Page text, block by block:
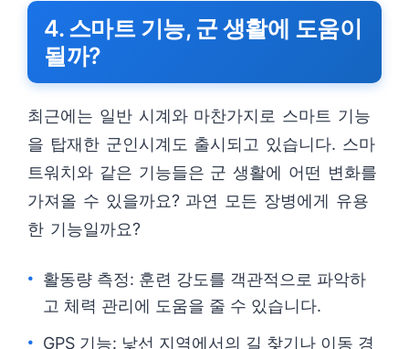
4. 스마트 기능, 군 생활에 도움이
될까?
최근에는 일반 시계와 마찬가지로 스마트 기능
을 탑재한 군인시계도 출시되고 있습니다. 스마
트워치와 같은 기능들은 군 생활에 어떤 변화를
가져올 수 있을까요? 과연 모든 장병에게 유용
한 기능일까요?
활동량 측정: 훈련 강도를 객관적으로 파악하
고 체력 관리에 도움을 줄 수 있습니다.
GPS 기능: 낯선 지역에서의 길 찾기나 이동 경